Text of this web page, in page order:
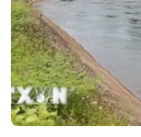
Đà Nẵng tổ
Linh 2026: